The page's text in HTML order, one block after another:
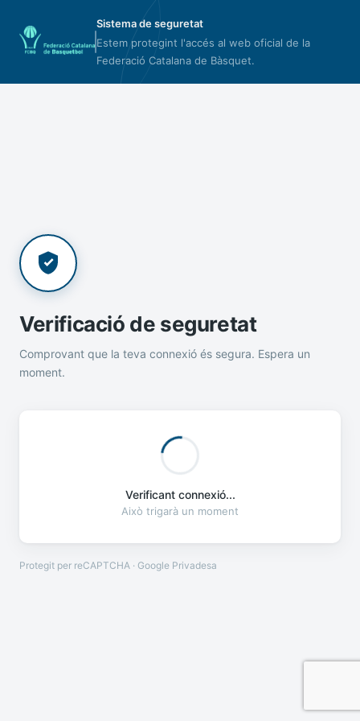
Sistema de seguretat
Estem protegint l'accés al web oficial de la
Federació Catalana de Bàsquet.
Verificació de seguretat
Comprovant que la teva connexió és segura. Espera un
moment.
Verificant connexió...
Això trigarà un moment
Protegit per reCAPTCHA · Google Privadesa